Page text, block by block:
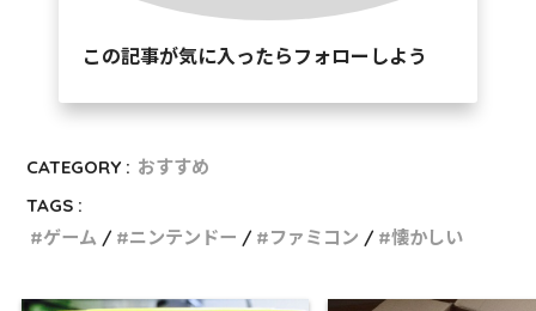
この記事が気に入ったらフォローしよう
CATEGORY : おすすめ
TAGS :
ゲーム
ニンテンドー ファミコン 懐かしい